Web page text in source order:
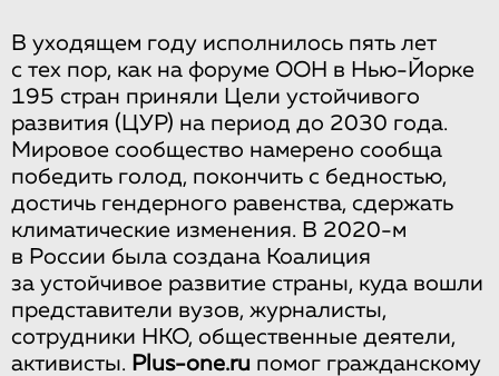
В уходящем году исполнилось пять лет
с тех пор, как на форуме ООН в Нью-Йорке
195 стран приняли Цели устойчивого
развития (ЦУР) на период до 2030 года.
Мировое сообщество намерено сообща
победить голод, покончить с бедностью,
достичь гендерного равенства, сдержать
климатические изменения. В 2020-м
в России была создана Коалиция
за устойчивое развитие страны, куда вошли
представители вузов, журналисты,
сотрудники НКО, общественные деятели,
активисты. Plus-one.ru помог гражданскому